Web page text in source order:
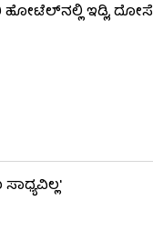
ಇಡ್ಲಿ, ದೋಸೆ